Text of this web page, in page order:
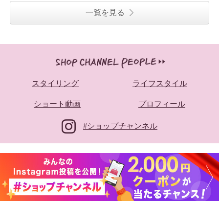
一覧を見る
スタイリング ライフスタイル
ショート動画 プロフィール
#ショップチャンネル